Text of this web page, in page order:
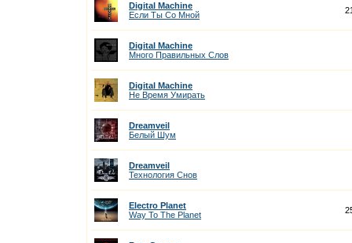
Digital Machine
Если Ты Со Мной
Digital Machine
Много Правильных Слов
Digital Machine
Не Время Умирать
Dreamveil
Белый Шум
Dreamveil
Технология Снов
Electro Planet
Way To The Planet